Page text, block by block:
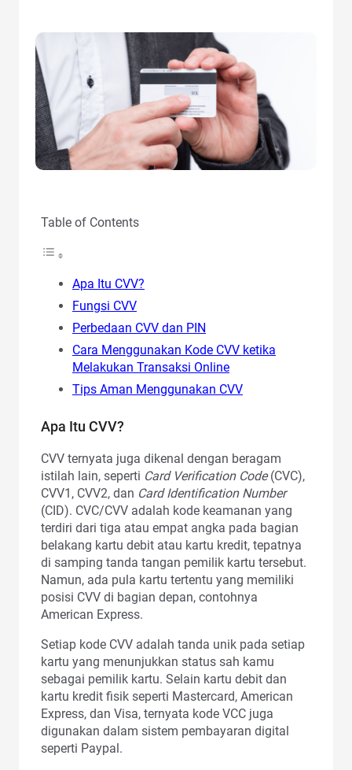
Table of Contents
Apa Itu CVV?
Fungsi CVV
Perbedaan CVV dan PIN
Cara Menggunakan Kode CVV ketika
Melakukan Transaksi Online
Tips Aman Menggunakan CVV
Apa Itu CVV?
CVV ternyata juga dikenal dengan beragam
istilah lain, seperti Card Verification Code(CVC),
CVV1, CVV2, dan Card Identification Number
(CID). CVC/CVV adalah kode keamanan yang
terdiri dari tiga atau empat angka pada bagian
belakang kartu debit atau kartu kredit, tepatnya
di samping tanda tangan pemilik kartu tersebut.
Namun, ada pula kartu tertentu yang memiliki
posisi CVV di bagian depan, contohnya
American Express.
Setiap kode CVV adalah tanda unik pada setiap
kartu yang menunjukkan status sah kamu
sebagai pemilik kartu. Selain kartu debit dan
kartu kredit fisik seperti Mastercard, American
Express, dan Visa, ternyata kode VCC juga
digunakan dalam sistem pembayaran digital
seperti Paypal.